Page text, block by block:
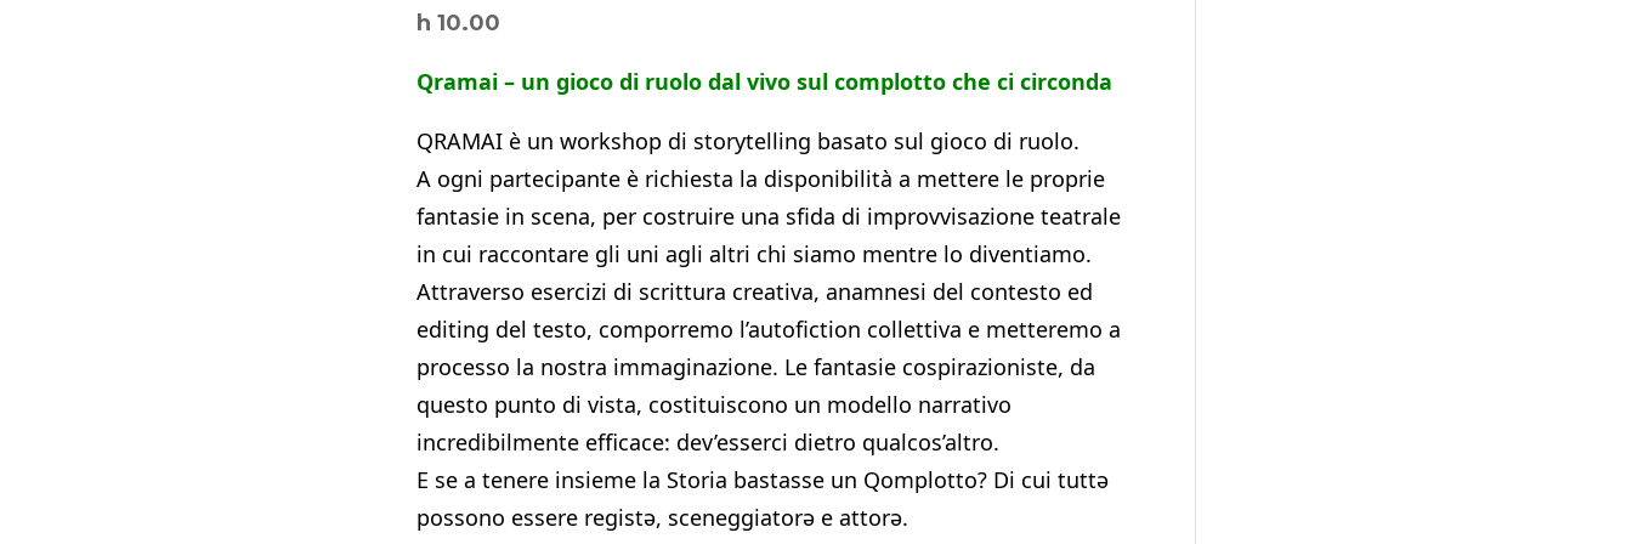
h 10.00
Qramai – un gioco di ruolo dal vivo sul complotto che ci circonda
QRAMAI è un workshop di storytelling basato sul gioco di ruolo.
A ogni partecipante è richiesta la disponibilità a mettere le proprie
fantasie in scena, per costruire una sfida di improvvisazione teatrale
in cui raccontare gli uni agli altri chi siamo mentre lo diventiamo.
Attraverso esercizi di scrittura creativa, anamnesi del contesto ed
editing del testo, comporremo l’autofiction collettiva e metteremo a
processo la nostra immaginazione. Le fantasie cospirazioniste, da
questo punto di vista, costituiscono un modello narrativo
incredibilmente efficace: dev’esserci dietro qualcos’altro.
E se a tenere insieme la Storia bastasse un Qomplotto? Di cui tuttə
possono essere registə, sceneggiatorə e attorə.